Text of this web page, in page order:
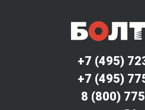
+7 (495)
+7 (495)
8 (800)